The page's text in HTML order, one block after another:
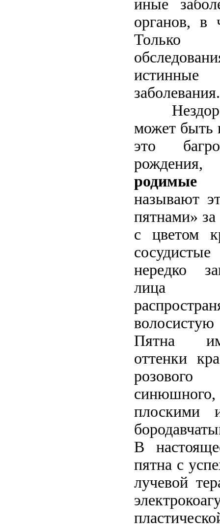
иные
органов, в
Только
заболевания.
может быть
это
родимые
называют
пятнами»
с цветом
нередко
лица
Пятна
оттенки
плоскими
В
пятна с
лучевой